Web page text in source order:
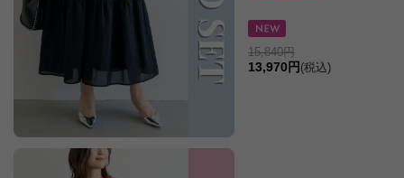
15,840円
13,970円 (税込)